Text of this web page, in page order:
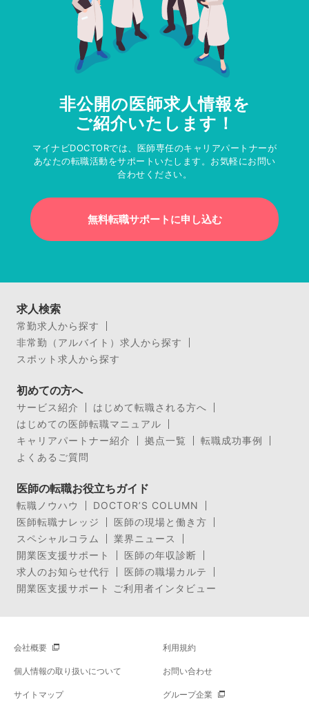
非公開の医師求人情報を
ご紹介いたします！
マイナビDOCTORでは、医師専任のキャリアパートナーが
あなたの転職活動をサポートいたします。お気軽にお問い
合わせください。
無料転職サポートに申し込む
求人検索
常勤求人から探す
非常勤（アルバイト）求人から探す
スポット求人から探す
初めての方へ
サービス紹介
はじめて転職される方へ
はじめての医師転職マニュアル
キャリアパートナー紹介
拠点一覧
転職成功事例
よくあるご質問
医師の転職お役立ちガイド
転職ノウハウ
DOCTOR’S COLUMN
医師転職ナレッジ
医師の現場と働き方
スペシャルコラム
業界ニュース
開業医支援サポート
医師の年収診断
求人のお知らせ代行
医師の職場カルテ
開業医支援サポート ご利用者インタビュー
会社概要 利用規約
個人情報の取り扱いについて お問い合わせ
サイトマップ グループ企業